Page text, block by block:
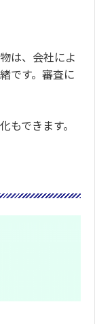
は、会社によ
です。審査に
もできます。